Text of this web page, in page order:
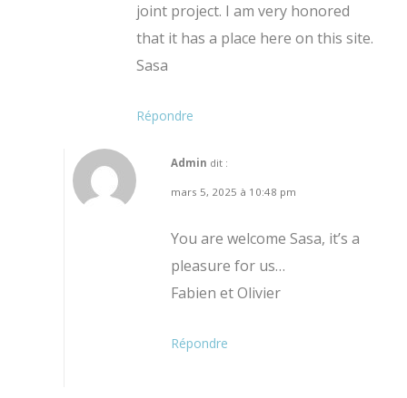
joint project. I am very honored
that it has a place here on this site.
Sasa
Répondre
Admin dit :
mars 5, 2025 à 10:48 pm
You are welcome Sasa, it’s a
pleasure for us…
Fabien et Olivier
Répondre